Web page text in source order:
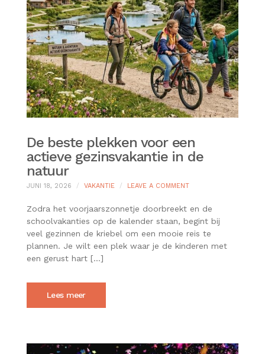
De beste plekken voor een
actieve gezinsvakantie in de
natuur
JUNI 18, 2026 VAKANTIE LEAVE A COMMENTON
BESTE
VOOR
EEN
ACTIEVE
Zodra het voorjaarszonnetje doorbreekt en de
schoolvakanties op de kalender staan, begint bij
veel gezinnen de kriebel om een mooie reis te
plannen. Je wilt een plek waar je de kinderen met
een gerust hart […]
Lees meer